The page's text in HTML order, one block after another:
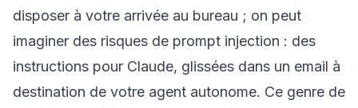
disposer à votre arrivée au bureau ; on peut
imaginer des risques de prompt injection : des
instructions pour Claude, glissées dans un email à
destination de votre agent autonome. Ce genre de